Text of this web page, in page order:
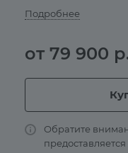
Подробнее
от 79 900
Обратите